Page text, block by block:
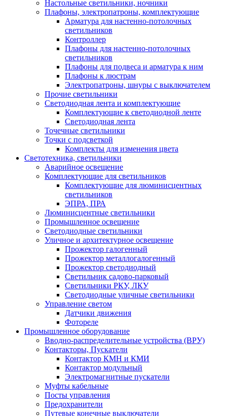
Настольные светильники, ночники
Плафоны, электропатроны, комплектующие
Арматура для настенно-потолочных
светильников
Контроллер
Плафоны для настенно-потолочных
светильников
Плафоны для подвеса и арматура к ним
Плафоны к люстрам
Электропатроны, шнуры с выключателем
Прочие светильники
Светодиодная лента и комплектующие
Комплектующие к светодиодной ленте
Светодиодная лента
Точечные светильники
Точки с подсветкой
Комплекты для изменения цвета
Светотехника, светильники
Аварийное освещение
Комплектующие для светильников
Комплектующие для люминисцентных
светильников
ЭПРА, ПРА
Люминисцентные светильники
Промышленное освещение
Светодиодные светильники
Уличное и архитектурное освещение
Прожектор галогенный
Прожектор металлогалогенный
Прожектор светодиодный
Светильник садово-парковый
Светильники РКУ, ЛКУ
Светодиодные уличные светильники
Управление светом
Датчики движения
Фотореле
Промышленное оборудование
Вводно-распределительные устройства (ВРУ)
Контакторы, Пускатели
Контактор КМН и КМИ
Контактор модульный
Электромагнитные пускатели
Муфты кабельные
Посты управления
Предохранители
Путевые конечные выключатели